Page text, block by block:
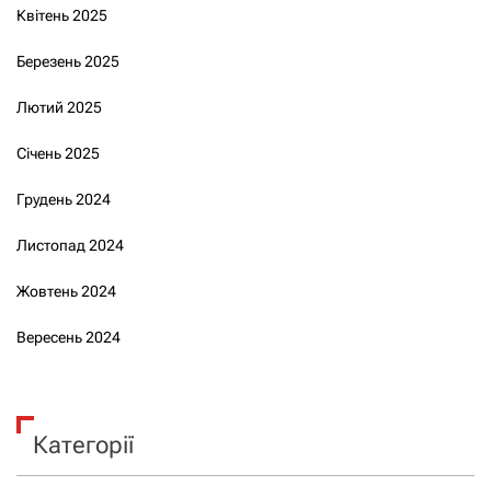
Квітень 2025
Березень 2025
Лютий 2025
Січень 2025
Грудень 2024
Листопад 2024
Жовтень 2024
Вересень 2024
Категорії